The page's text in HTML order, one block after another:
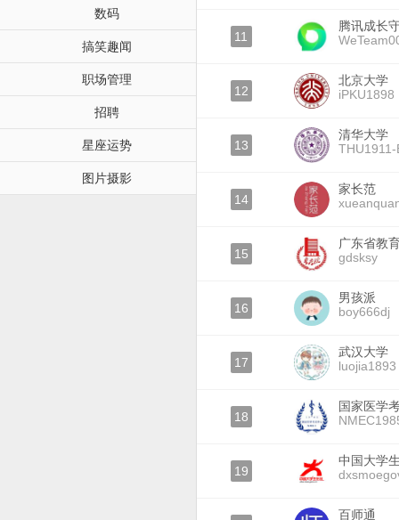
数码
搞笑趣闻
职场管理
招聘
星座运势
图片摄影
11
腾讯成长
12
北京大学
iPKU1898
13
清华大学
THU1911-
14
家长范
15
广东省教
gdsksy
16
男孩派
boy666dj
17
武汉大学
luojia1893
18
国家医学
19
中国大学
百师通